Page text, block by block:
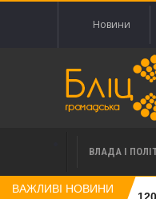
Новини
ВЛАДА І
ВАЖЛИВІ НОВИНИ